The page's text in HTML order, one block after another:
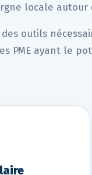
locale autour
des outils
PME ayant le